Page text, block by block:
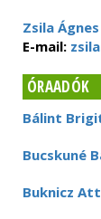
Zsila Ágnes
E-mail:
ÓRAADÓK
Bálint
Bucskuné
Buknicz